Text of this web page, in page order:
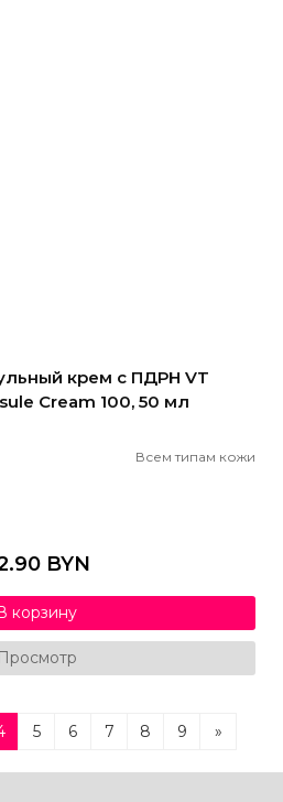
крем с ПДРН VT
Cream 100, 50 мл
Всем типам кожи
BYN
корзину
Просмотр
5 6 7 8 9 »